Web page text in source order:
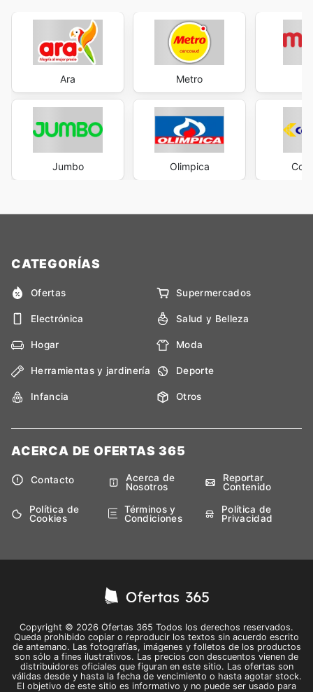
Ara
Jumbo
Metro
Olimpica
CATEGORÍAS
Ofertas Supermercados
Electrónica Salud y Belleza
Hogar Moda
Herramientas y jardinería Deporte
Infancia Otros
ACERCA DE OFERTAS 365
Contacto
Acerca de
Nosotros
Reportar
Contenido
Política de
Cookies
Términos y
Condiciones
Política de
Privacidad
Copyright © 2026 Ofertas 365 Todos los derechos reservados.
Queda prohibido copiar o reproducir los textos sin acuerdo escrito
de antemano. Las fotografías, imágenes y folletos de los productos
son sólo a fines ilustrativos. Las precios con descuentos vienen de
distribuidores oficiales que figuran en este sitio. Las ofertas son
válidas desde y hasta la fecha de vencimiento o hasta agotar stock.
El objetivo de este sitio es informativo y no puede ser usado para